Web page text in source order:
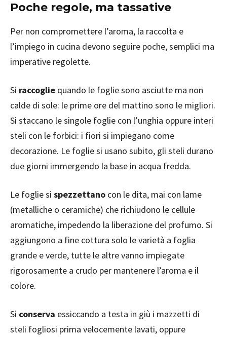
Poche regole, ma tassative
Per non compromettere l’aroma, la raccolta e
l’impiego in cucina devono seguire poche, semplici ma
imperative regolette.
Si raccoglie quando le foglie sono asciutte ma non
calde di sole: le prime ore del mattino sono le migliori.
Si staccano le singole foglie con l’unghia oppure interi
steli con le forbici: i fiori si impiegano come
decorazione. Le foglie si usano subito, gli steli durano
due giorni immergendo la base in acqua fredda.
Le foglie si spezzettano con le dita, mai con lame
(metalliche o ceramiche) che richiudono le cellule
aromatiche, impedendo la liberazione del profumo. Si
aggiungono a fine cottura solo le varietà a foglia
grande e verde, tutte le altre vanno impiegate
rigorosamente a crudo per mantenere l’aroma e il
colore.
Si conserva essiccando a testa in giù i mazzetti di
steli fogliosi prima velocemente lavati, oppure